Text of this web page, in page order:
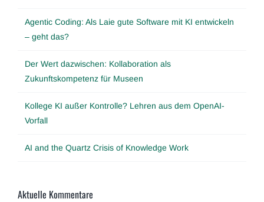
Agentic Coding: Als Laie gute Software mit KI entwickeln
– geht das?
Der Wert dazwischen: Kollaboration als
Zukunftskompetenz für Museen
Kollege KI außer Kontrolle? Lehren aus dem OpenAI-
Vorfall
AI and the Quartz Crisis of Knowledge Work
Aktuelle Kommentare